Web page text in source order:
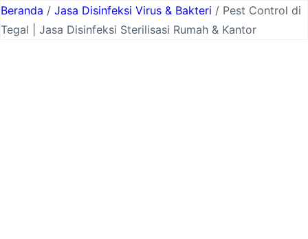
Lewati
ke
Beranda / Jasa Disinfeksi Virus & Bakteri / Pest Control di
Tegal | Jasa Disinfeksi Sterilisasi Rumah & Kantor